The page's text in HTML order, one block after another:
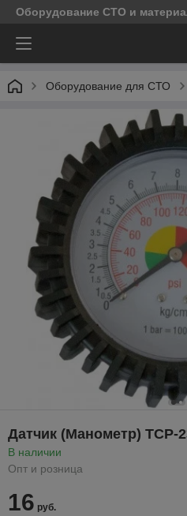
Оборудование СТО и
Оборудование для СТО
Датчик (Манометр) TCP-
В наличии
Опт и розница
16 руб.